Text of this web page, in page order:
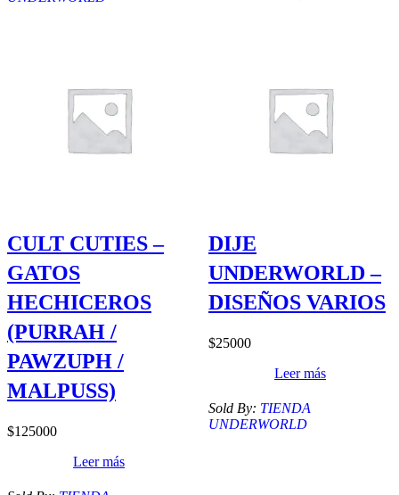
CULT CUTIES –
GATOS
HECHICEROS
(PURRAH /
PAWZUPH /
MALPUSS)
$125000
Leer más
DIJE
UNDERWORLD –
DISEÑOS VARIOS
$25000
Leer más
Sold By: TIENDA
UNDERWORLD